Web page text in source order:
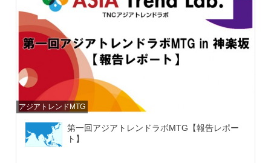
アジアトレンドMTG
第一回アジアトレンドラボMTG【報告レポー
ト】